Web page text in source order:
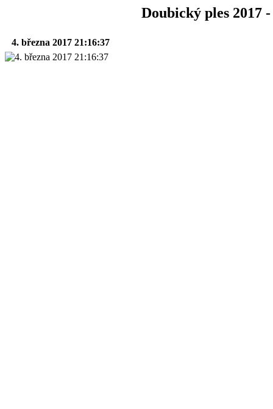
Doubický ples 2017
4. března 2017 21:16:37